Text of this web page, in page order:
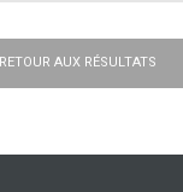
RETOUR AUX RÉSULTATS